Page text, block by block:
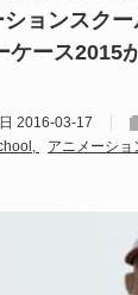
ションスク
ケース2015
2016-03-17
アニメーショ